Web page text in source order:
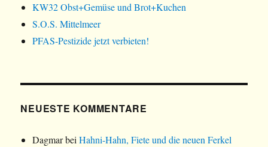
KW32 Obst+Gemüse und Brot+Kuchen
S.O.S. Mittelmeer
PFAS-Pestizide jetzt verbieten!
NEUESTE KOMMENTARE
DagmarbeiHahni-Hahn, Fiete und die neuen Ferkel